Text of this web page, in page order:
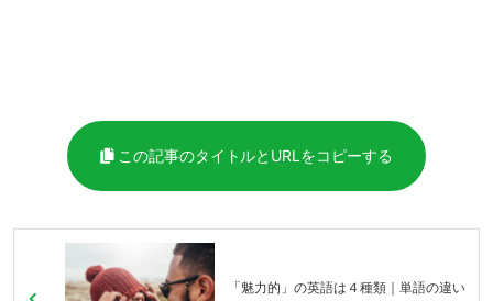
この記事のタイトルとURLをコピーする
「魅力的」の英語は４種類｜単語の違い